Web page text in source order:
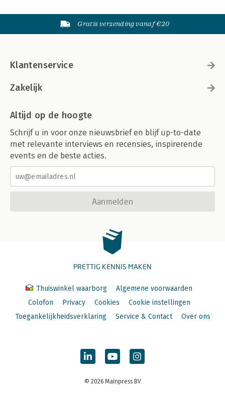
Gratis verzending vanaf €20
Klantenservice
Zakelijk
Altijd op de hoogte
Schrijf u in voor onze nieuwsbrief en blijf up-to-date
met relevante interviews en recensies, inspirerende
events en de beste acties.
Aanmelden
PRETTIG KENNIS MAKEN
Thuiswinkel waarborg
Algemene voorwaarden
Colofon
Privacy Cookies
Cookie instellingen
Toegankelijkheidsverklaring
Service & Contact Over ons
© 2026 Mainpress BV